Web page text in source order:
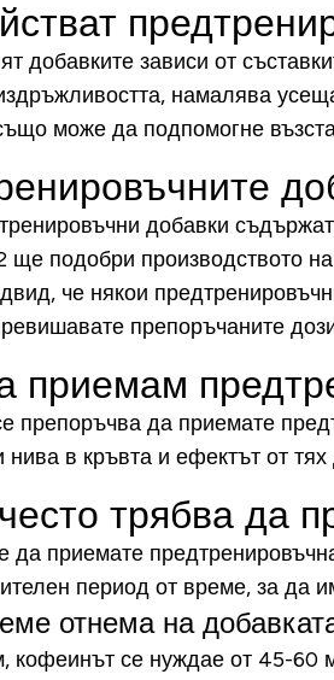
добавките зависи от
намалява
може да подпомогне
добавки
ще подобри производството на
че някои
препоръчаните
приемам
препоръчва да приемате
нива в кръвта и ефектът от
трябва да
да приемате
период от време, за да
отнема на
кофеинът се нуждае от 45-60